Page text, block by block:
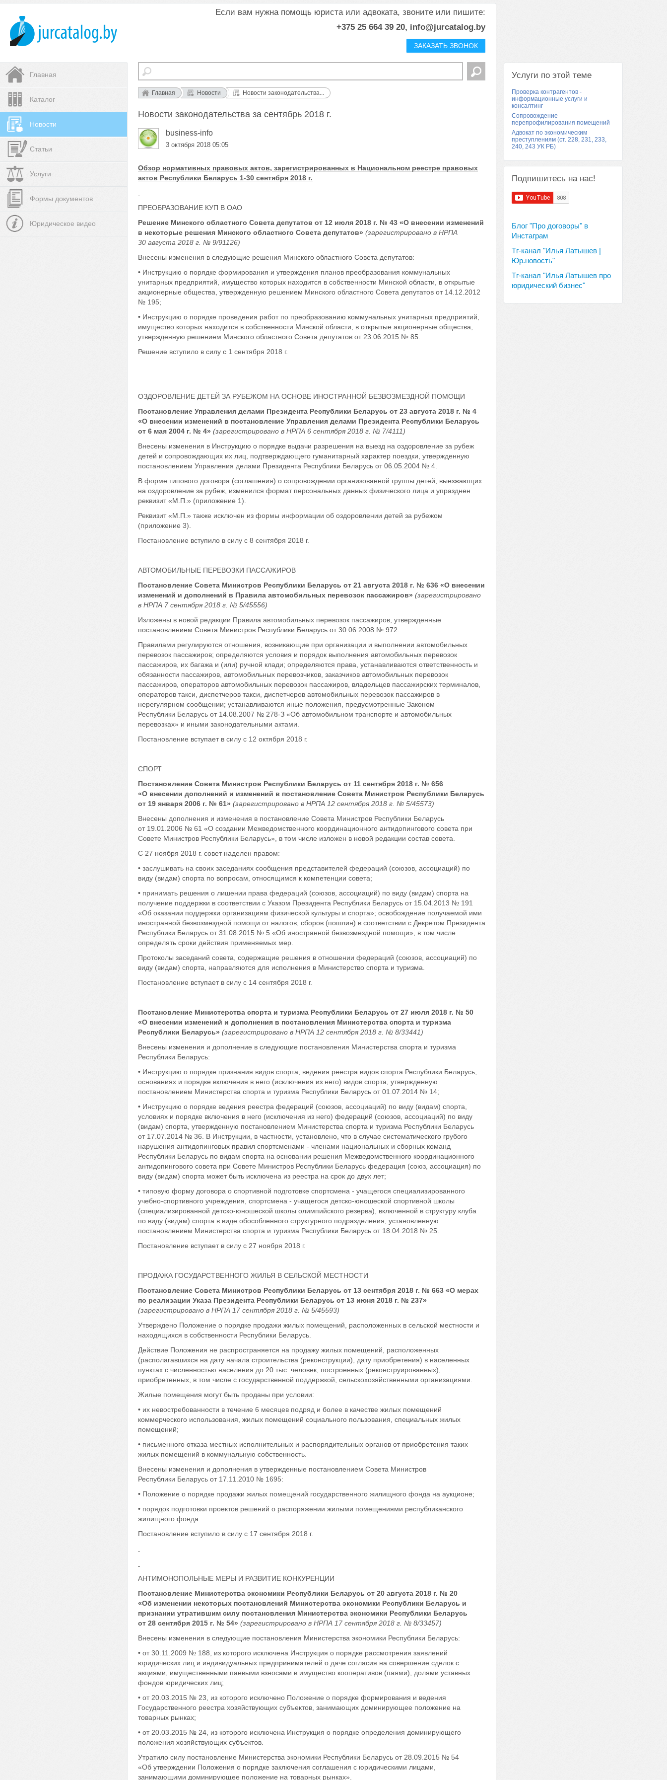
Если вам нужна помощь юриста или адвоката, звоните или пишите:
+375 25 664 39 20, info@jurcatalog.by
ЗАКАЗАТЬ ЗВОНОК
Главная
Каталог
Новости
Статьи
Услуги
Формы документов
Юридическое видео
Главная Новости Новости законодательства...
Новости законодательства за сентябрь 2018 г.
business-info
3 октября 2018 05:05
Обзор нормативных правовых актов, зарегистрированных в Национальном реестре правовых
актов Республики Беларусь 1-30 сентября 2018 г.
ПРЕОБРАЗОВАНИЕ КУП В ОАО
Решение Минского областного Совета депутатов от 12 июля 2018 г. № 43 «О внесении изменений
в некоторые решения Минского областного Совета депутатов» (зарегистрировано в НРПА
30 августа 2018 г. № 9/91126)
Внесены изменения в следующие решения Минского областного Совета депутатов:
• Инструкцию о порядке формирования и утверждения планов преобразования коммунальных
унитарных предприятий, имущество которых находится в собственности Минской области, в открытые
акционерные общества, утвержденную решением Минского областного Совета депутатов от 14.12.2012
№ 195;
• Инструкцию о порядке проведения работ по преобразованию коммунальных унитарных предприятий,
имущество которых находится в собственности Минской области, в открытые акционерные общества,
утвержденную решением Минского областного Совета депутатов от 23.06.2015 № 85.
Решение вступило в силу с 1 сентября 2018 г.
ОЗДОРОВЛЕНИЕ ДЕТЕЙ ЗА РУБЕЖОМ НА ОСНОВЕ ИНОСТРАННОЙ БЕЗВОЗМЕЗДНОЙ ПОМОЩИ
Постановление Управления делами Президента Республики Беларусь от 23 августа 2018 г. № 4
«О внесении изменений в постановление Управления делами Президента Республики Беларусь
от 6 мая 2004 г. № 4» (зарегистрировано в НРПА 6 сентября 2018 г. № 7/4111)
Внесены изменения в Инструкцию о порядке выдачи разрешения на выезд на оздоровление за рубеж
детей и сопровождающих их лиц, подтверждающего гуманитарный характер поездки, утвержденную
постановлением Управления делами Президента Республики Беларусь от 06.05.2004 № 4.
В форме типового договора (соглашения) о сопровождении организованной группы детей, выезжающих
на оздоровление за рубеж, изменился формат персональных данных физического лица и упразднен
реквизит «М.П.» (приложение 1).
Реквизит «М.П.» также исключен из формы информации об оздоровлении детей за рубежом
(приложение 3).
Постановление вступило в силу с 8 сентября 2018 г.
АВТОМОБИЛЬНЫЕ ПЕРЕВОЗКИ ПАССАЖИРОВ
Постановление Совета Министров Республики Беларусь от 21 августа 2018 г. № 636 «О внесении
изменений и дополнений в Правила автомобильных перевозок пассажиров» (зарегистрировано
в НРПА 7 сентября 2018 г. № 5/45556)
Изложены в новой редакции Правила автомобильных перевозок пассажиров, утвержденные
постановлением Совета Министров Республики Беларусь от 30.06.2008 № 972.
Правилами регулируются отношения, возникающие при организации и выполнении автомобильных
перевозок пассажиров; определяются условия и порядок выполнения автомобильных перевозок
пассажиров, их багажа и (или) ручной клади; определяются права, устанавливаются ответственность и
обязанности пассажиров, автомобильных перевозчиков, заказчиков автомобильных перевозок
пассажиров, операторов автомобильных перевозок пассажиров, владельцев пассажирских терминалов,
операторов такси, диспетчеров такси, диспетчеров автомобильных перевозок пассажиров в
нерегулярном сообщении; устанавливаются иные положения, предусмотренные Законом
Республики Беларусь от 14.08.2007 № 278-З «Об автомобильном транспорте и автомобильных
перевозках» и иными законодательными актами.
Постановление вступает в силу с 12 октября 2018 г.
СПОРТ
Постановление Совета Министров Республики Беларусь от 11 сентября 2018 г. № 656
«О внесении дополнений и изменений в постановление Совета Министров Республики Беларусь
от 19 января 2006 г. № 61» (зарегистрировано в НРПА 12 сентября 2018 г. № 5/45573)
Внесены дополнения и изменения в постановление Совета Министров Республики Беларусь
от 19.01.2006 № 61 «О создании Межведомственного координационного антидопингового совета при
Совете Министров Республики Беларусь», в том числе изложен в новой редакции состав совета.
С 27 ноября 2018 г. совет наделен правом:
• заслушивать на своих заседаниях сообщения представителей федераций (союзов, ассоциаций) по
виду (видам) спорта по вопросам, относящимся к компетенции совета;
• принимать решения о лишении права федераций (союзов, ассоциаций) по виду (видам) спорта на
получение поддержки в соответствии с Указом Президента Республики Беларусь от 15.04.2013 № 191
«Об оказании поддержки организациям физической культуры и спорта»; освобождение получаемой ими
иностранной безвозмездной помощи от налогов, сборов (пошлин) в соответствии с Декретом Президента
Республики Беларусь от 31.08.2015 № 5 «Об иностранной безвозмездной помощи», в том числе
определять сроки действия применяемых мер.
Протоколы заседаний совета, содержащие решения в отношении федераций (союзов, ассоциаций) по
виду (видам) спорта, направляются для исполнения в Министерство спорта и туризма.
Постановление вступает в силу с 14 сентября 2018 г.
Постановление Министерства спорта и туризма Республики Беларусь от 27 июля 2018 г. № 50
«О внесении изменений и дополнения в постановления Министерства спорта и туризма
Республики Беларусь» (зарегистрировано в НРПА 12 сентября 2018 г. № 8/33441)
Внесены изменения и дополнение в следующие постановления Министерства спорта и туризма
Республики Беларусь:
• Инструкцию о порядке признания видов спорта, ведения реестра видов спорта Республики Беларусь,
основаниях и порядке включения в него (исключения из него) видов спорта, утвержденную
постановлением Министерства спорта и туризма Республики Беларусь от 01.07.2014 № 14;
• Инструкцию о порядке ведения реестра федераций (союзов, ассоциаций) по виду (видам) спорта,
условиях и порядке включения в него (исключения из него) федераций (союзов, ассоциаций) по виду
(видам) спорта, утвержденную постановлением Министерства спорта и туризма Республики Беларусь
от 17.07.2014 № 36. В Инструкции, в частности, установлено, что в случае систематического грубого
нарушения антидопинговых правил спортсменами - членами национальных и сборных команд
Республики Беларусь по видам спорта на основании решения Межведомственного координационного
антидопингового совета при Совете Министров Республики Беларусь федерация (союз, ассоциация) по
виду (видам) спорта может быть исключена из реестра на срок до двух лет;
• типовую форму договора о спортивной подготовке спортсмена - учащегося специализированного
учебно-спортивного учреждения, спортсмена - учащегося детско-юношеской спортивной школы
(специализированной детско-юношеской школы олимпийского резерва), включенной в структуру клуба
по виду (видам) спорта в виде обособленного структурного подразделения, установленную
постановлением Министерства спорта и туризма Республики Беларусь от 18.04.2018 № 25.
Постановление вступает в силу с 27 ноября 2018 г.
ПРОДАЖА ГОСУДАРСТВЕННОГО ЖИЛЬЯ В СЕЛЬСКОЙ МЕСТНОСТИ
Постановление Совета Министров Республики Беларусь от 13 сентября 2018 г. № 663 «О мерах
по реализации Указа Президента Республики Беларусь от 13 июня 2018 г. № 237»
(зарегистрировано в НРПА 17 сентября 2018 г. № 5/45593)
Утверждено Положение о порядке продажи жилых помещений, расположенных в сельской местности и
находящихся в собственности Республики Беларусь.
Действие Положения не распространяется на продажу жилых помещений, расположенных
(располагавшихся на дату начала строительства (реконструкции), дату приобретения) в населенных
пунктах с численностью населения до 20 тыс. человек, построенных (реконструированных),
приобретенных, в том числе с государственной поддержкой, сельскохозяйственными организациями.
Жилые помещения могут быть проданы при условии:
• их невостребованности в течение 6 месяцев подряд и более в качестве жилых помещений
коммерческого использования, жилых помещений социального пользования, специальных жилых
помещений;
• письменного отказа местных исполнительных и распорядительных органов от приобретения таких
жилых помещений в коммунальную собственность.
Внесены изменения и дополнения в утвержденные постановлением Совета Министров
Республики Беларусь от 17.11.2010 № 1695:
• Положение о порядке продажи жилых помещений государственного жилищного фонда на аукционе;
• порядок подготовки проектов решений о распоряжении жилыми помещениями республиканского
жилищного фонда.
Постановление вступило в силу с 17 сентября 2018 г.
АНТИМОНОПОЛЬНЫЕ МЕРЫ И РАЗВИТИЕ КОНКУРЕНЦИИ
Постановление Министерства экономики Республики Беларусь от 20 августа 2018 г. № 20
«Об изменении некоторых постановлений Министерства экономики Республики Беларусь и
признании утратившим силу постановления Министерства экономики Республики Беларусь
от 28 сентября 2015 г. № 54» (зарегистрировано в НРПА 17 сентября 2018 г. № 8/33457)
Внесены изменения в следующие постановления Министерства экономики Республики Беларусь:
• от 30.11.2009 № 188, из которого исключена Инструкция о порядке рассмотрения заявлений
юридических лиц и индивидуальных предпринимателей о даче согласия на совершение сделок с
акциями, имущественными паевыми взносами в имущество кооперативов (паями), долями уставных
фондов юридических лиц;
• от 20.03.2015 № 23, из которого исключено Положение о порядке формирования и ведения
Государственного реестра хозяйствующих субъектов, занимающих доминирующее положение на
товарных рынках;
• от 20.03.2015 № 24, из которого исключена Инструкция о порядке определения доминирующего
положения хозяйствующих субъектов.
Утратило силу постановление Министерства экономики Республики Беларусь от 28.09.2015 № 54
«Об утверждении Положения о порядке заключения соглашения с юридическими лицами,
занимающими доминирующее положение на товарных рынках».
Услуги по этой теме
Проверка контрагентов -
информационные услуги и
консалтинг
Сопровождение
перепрофилирования помещений
Адвокат по экономическим
преступлениям (ст. 228, 231, 233,
240, 243 УК РБ)
Подпишитесь на нас!
Блог "Про договоры" в
Инстаграм
Тг-канал "Илья Латышев |
Юр.новость"
Тг-канал "Илья Латышев про
юридический бизнес"